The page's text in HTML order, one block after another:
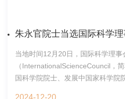
（3.24%/月）>半干旱区（3.15%/
自然生态系统，主要因为灌溉和施
件，从而加速了凋落物分解过程。
由负指数衰减模型描述，在不同分
期阶段（0-6个月）以降水和大气
出，在当今科学技术革命和工业革
力和水平，同时，要从局部走向整
论文走向大地，以更大的尺度、
研究生态环境领域科学和技术问题
朱永官院士当选国际科学
当地时间12月20日，国际科学理事
（InternationalScienceCouncil，
国科学院院士、发展中国家科学院
2024-12-20